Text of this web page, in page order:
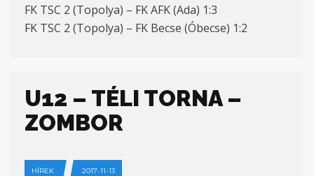
FK TSC 2 (Topolya) – FK AFK (Ada) 1:3
FK TSC 2 (Topolya) – FK Becse (Óbecse) 1:2
U12 – TÉLI TORNA –
ZOMBOR
HÍREK 2017-11-13